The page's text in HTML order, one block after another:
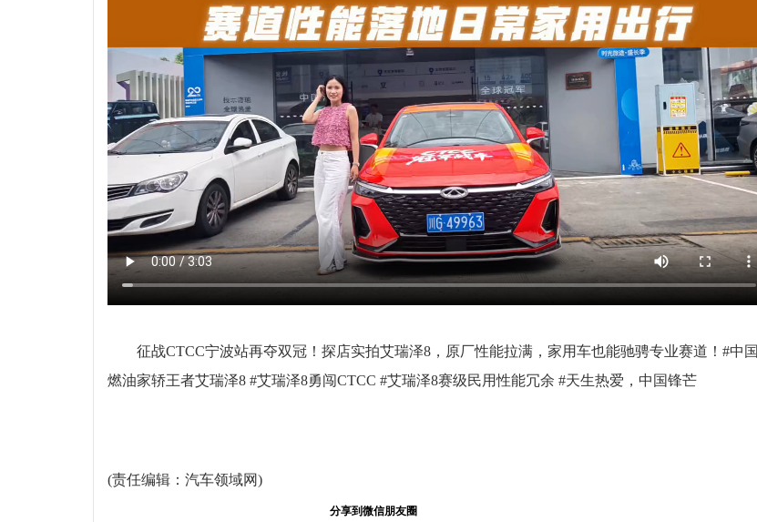
征战CTCC宁波站再夺双冠！探店实拍艾瑞泽8，原厂性能拉满，家用车也能驰骋专业赛道！#中国
燃油家轿王者艾瑞泽8 #艾瑞泽8勇闯CTCC #艾瑞泽8赛级民用性能冗余 #天生热爱，中国锋芒
(责任编辑：汽车领域网)